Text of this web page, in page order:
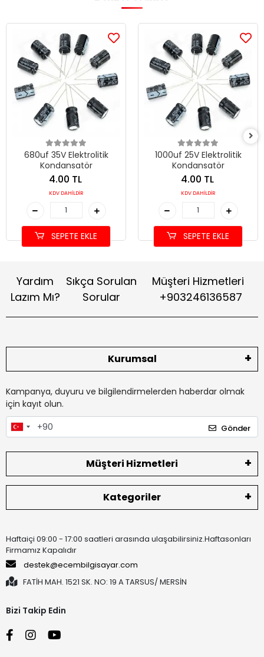
680uf 35V Elektrolitik
Kondansatör
4.00 TL
KDV DAHİLDİR
SEPETE EKLE
1000uf 25V Elektrolitik
Kondansatör
4.00 TL
KDV DAHİLDİR
SEPETE EKLE
Yardım
Lazım Mı?
Sıkça Sorulan
Sorular
Müşteri Hizmetleri
+903246136587
Kurumsal
Kampanya, duyuru ve bilgilendirmelerden haberdar olmak
için kayıt olun.
Gönder
Müşteri Hizmetleri
Kategoriler
Haftaiçi 09:00 - 17:00 saatleri arasında ulaşabilirsiniz.Haftasonları
Firmamız Kapalıdır
destek@ecembilgisayar.com
FATİH MAH. 1521 SK. NO: 19 A TARSUS/ MERSİN
Bizi Takip Edin